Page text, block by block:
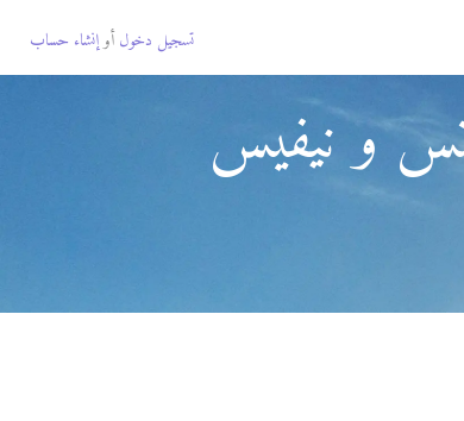
تسجيل دخول أوإنشاء حساب
و نيفيس